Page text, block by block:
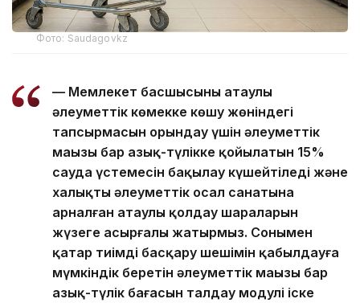
Фото: Saudagovkz
— Мемлекет басшысының атаулы
әлеуметтік көмекке көшу жөніндегі
тапсырмасын орындау үшін әлеуметтік
маңызы бар азық-түлікке қойылатын 15%
сауда үстемесін бақылау күшейтіледі және
халықтың әлеуметтік осал санатына
арналған атаулы қолдау шараларын
жүзеге асырғалы жатырмыз. Сонымен
қатар тиімді басқару шешімін қабылдауға
мүмкіндік беретін әлеуметтік маңызы бар
азық-түлік бағасын талдау модулі іске